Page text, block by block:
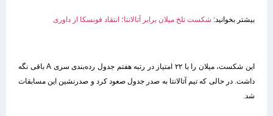
بیشتر بخوانید:شکست تلخ میلان برابر آتالانتا؛ انتقاد فونسکا از داوری
این شکست، میلان را با ۲۲ امتیاز در رتبه هفتم جدول رده‌بندی سری A باقی نگه
داشت. در حالی که تیم آتالانتا به صدر جدول صعود کرد و صدرنشین این مسابقات
شد.